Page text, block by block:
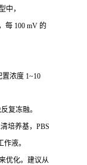
中，
每 100 mV 的
浓度 1~10
复冻融。
培养基，PBS
作液。
优化。建议从